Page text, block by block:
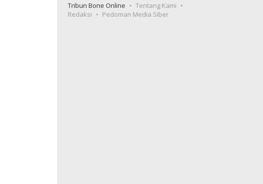
Tribun Bone Online
Tentang Kami
Redaksi
Pedoman Media Siber